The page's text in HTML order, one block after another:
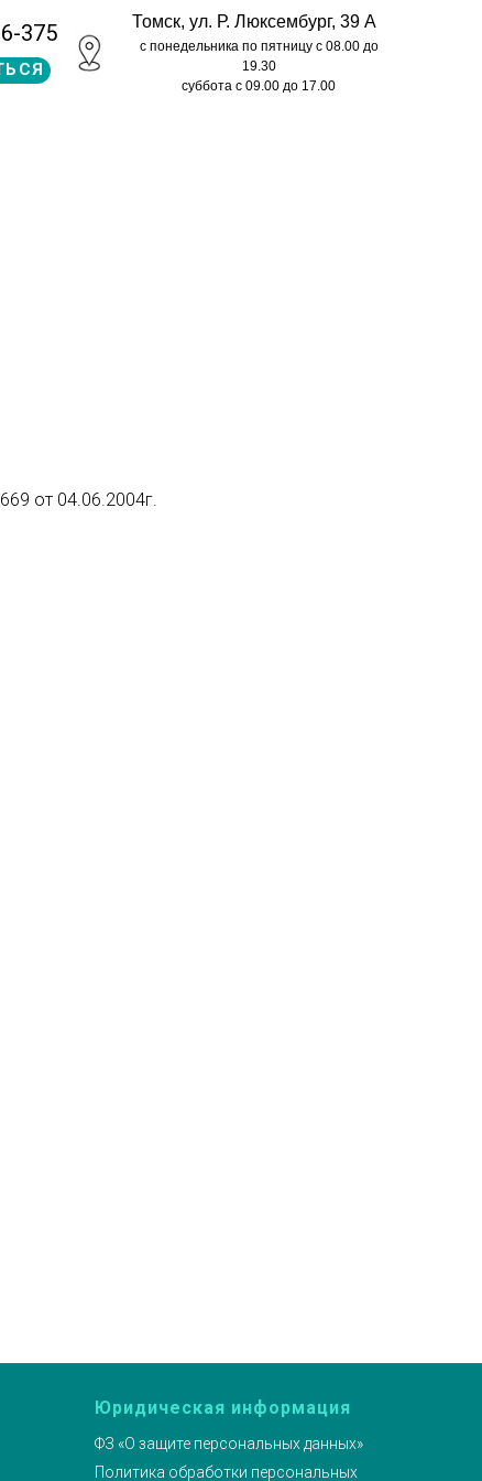
Томск, ул. Р. Люксембург, 39 А
с понедельника по пятницу с 08.00 до
19.30
суббота с 09.00 до 17.00
375
от 04.06.2004г.
Юридическая информация
ФЗ «О защите персональных данных»
Политика обработки персональных